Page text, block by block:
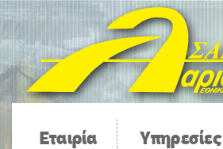
Εταιρία Υπηρεσίες